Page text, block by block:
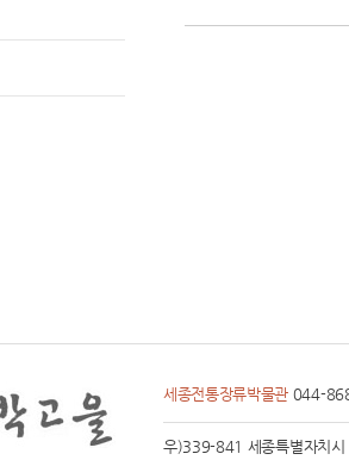
세종전통장류박물관 044-
우)339-841 세종특별자치